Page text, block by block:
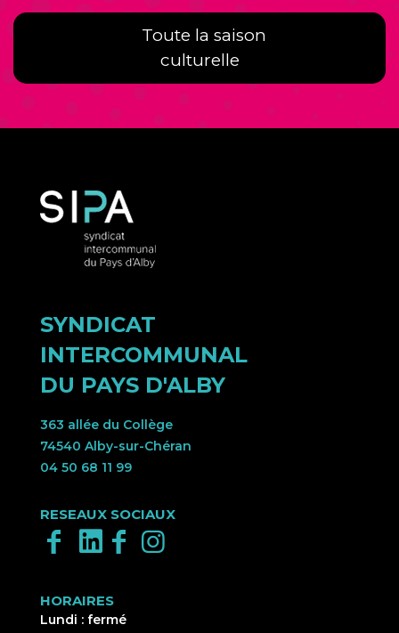
Toute la saison
culturelle
SYNDICAT
INTERCOMMUNAL
DU PAYS D'ALBY
363 allée du Collège
74540 Alby-sur-Chéran
04 50 68 11 99
RESEAUX SOCIAUX
HORAIRES
Lundi : fermé